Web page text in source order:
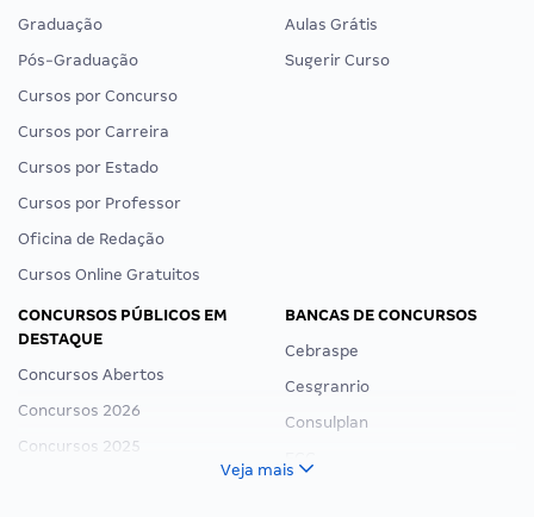
Graduação
Pós-Graduação
Cursos por Concurso
Cursos por Carreira
Cursos por Estado
Cursos por Professor
Oficina de Redação
Cursos Online Gratuitos
Aulas Grátis
Sugerir Curso
CONCURSOS PÚBLICOS EM
DESTAQUE
Concursos Abertos
Concursos 2026
Concursos 2025
Concurso Nacional Unificado
BANCAS DE CONCURSOS
Cebraspe
Cesgranrio
Consulplan
Veja mais